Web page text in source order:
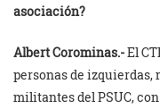
asociación?
Albert Corominas.-El
personas de
militantes del PSUC,